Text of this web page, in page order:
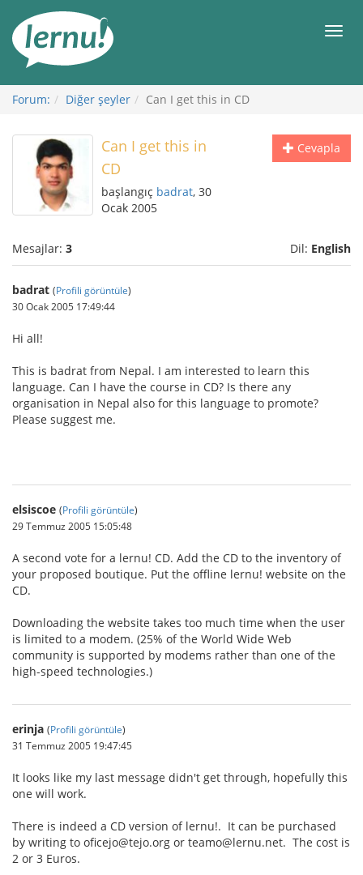
Görüntüleme
Forum: Diğer şeyler Can I get this in CD
Cevapla
Can I get this in
CD
başlangıç badrat, 30
Ocak 2005
Mesajlar: 3 Dil: English
badrat (Profili görüntüle)
30 Ocak 2005 17:49:44
Hi all!
This is badrat from Nepal. I am interested to learn this
language. Can I have the course in CD? Is there any
organisation in Nepal also for this language to promote?
Please suggest me.
elsiscoe (Profili görüntüle)
29 Temmuz 2005 15:05:48
A second vote for a lernu! CD. Add the CD to the inventory of
your proposed boutique. Put the offline lernu! website on the
CD.
Downloading the website takes too much time when the user
is limited to a modem. (25% of the World Wide Web
community is supported by modems rather than one of the
high-speed technologies.)
erinja (Profili görüntüle)
31 Temmuz 2005 19:47:45
It looks like my last message didn't get through, hopefully this
one will work.
There is indeed a CD version of lernu!. It can be purchased
by writing to oficejo@tejo.org or teamo@lernu.net. The cost is
2 or 3 Euros.